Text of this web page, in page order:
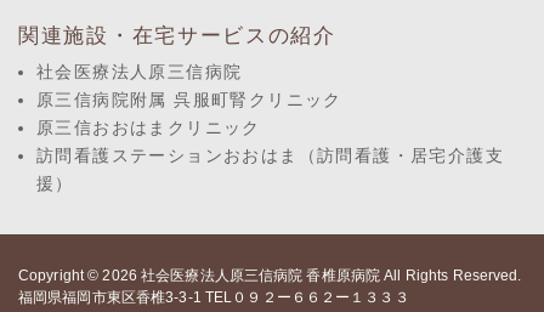
関連施設・在宅サービスの紹介
社会医療法人原三信病院
原三信病院附属 呉服町腎クリニック
原三信おおはまクリニック
訪問看護ステーションおおはま（訪問看護・居宅介護支
援）
Copyright © 2026社会医療法人原三信病院 香椎原病院 All Rights Reserved.
福岡県福岡市東区香椎3-3-1 TEL０９２ー６６２ー１３３３